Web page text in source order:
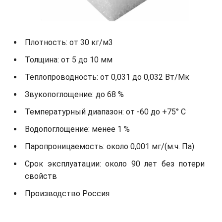
Плотность: от 30 кг/м3
Толщина: от 5 до 10 мм
Теплопроводность: от 0,031 до 0,032 Вт/Мк
Звукопоглощение: до 68 %
Температурный диапазон: от -60 до +75° С
Водопоглощение: менее 1 %
Паропроницаемость: около 0,001 мг/(м.ч. Па)
Срок эксплуатации: около 90 лет без потери
свойств
Производство Россия